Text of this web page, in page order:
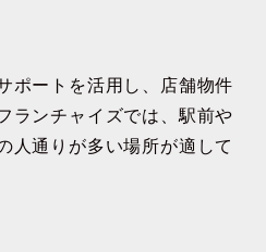
ポートを活用し、店舗物件
ランチャイズでは、駅前や
人通りが多い場所が適して